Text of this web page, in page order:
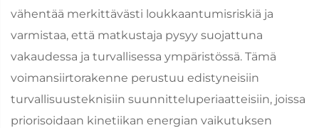
vähentää merkittävästi loukkaantumisriskiä ja
varmistaa, että matkustaja pysyy suojattuna
vakaudessa ja turvallisessa ympäristössä. Tämä
voimansiirtorakenne perustuu edistyneisiin
turvallisuusteknisiin suunnitteluperiaatteisiin, joissa
priorisoidaan kinetiikan energian vaikutuksen